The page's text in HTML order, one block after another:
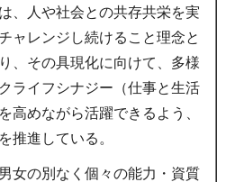
、人や社会との共存共栄を実
ャレンジし続けること理念と
、その具現化に向けて、多様
ライフシナジー（仕事と生活
高めながら活躍できるよう、
推進している。
女の別なく個々の能力・資質